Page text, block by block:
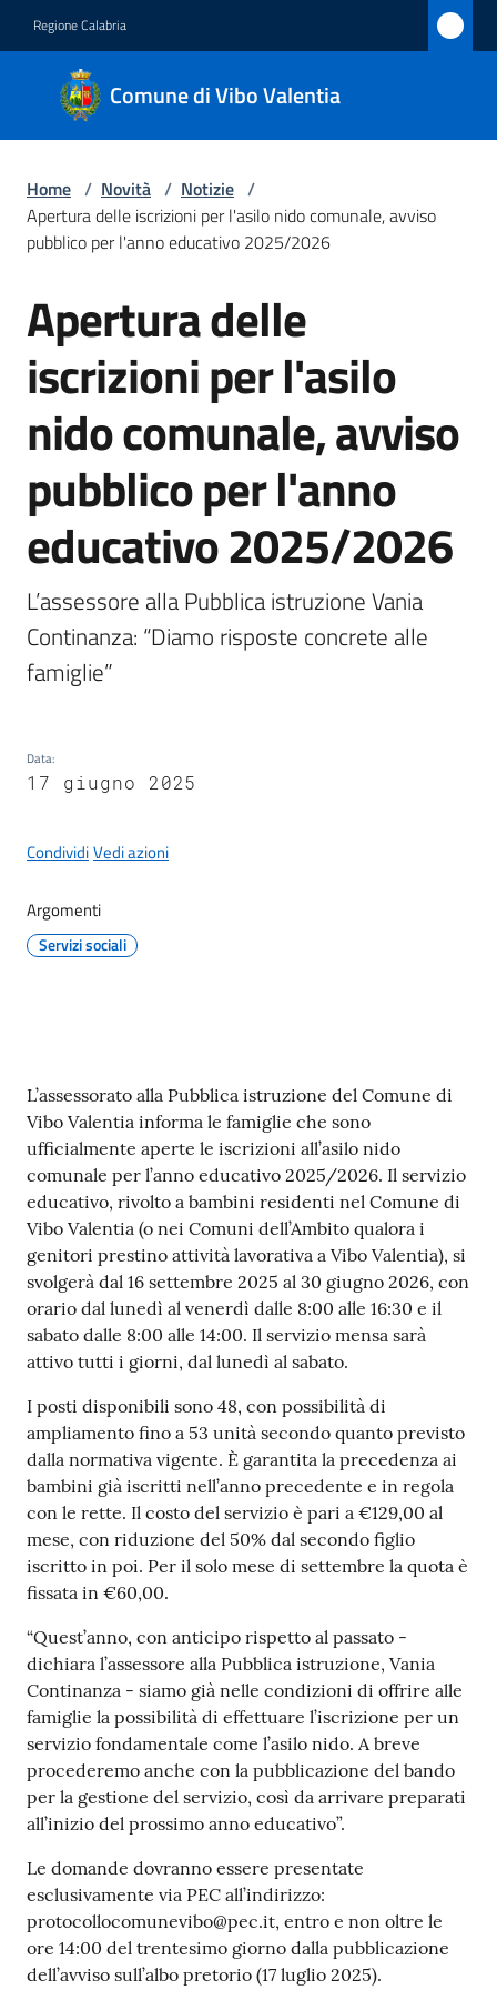
Regione Calabria
Comune di Vibo Valentia
Comune
di Vibo
Valentia
Amministrazione
Novità
Menu selezionato
Servizi
Vivere
Vibo
Valentia
A
l
b
r
e
r
o
Seguici
su
Home / Novità / Notizie /
Apertura delle iscrizioni per l'asilo nido comunale, avviso
pubblico per l'anno educativo 2025/2026
Salta al contenuto
Apertura delle
iscrizioni per l'asilo
nido comunale, avviso
pubblico per l'anno
educativo 2025/2026
L’assessore alla Pubblica istruzione Vania
Continanza: “Diamo risposte concrete alle
famiglie”
Data:
17 giugno 2025
CondividiVedi azioni
Argomenti
Servizi sociali
Contenuto
L’assessorato alla Pubblica istruzione del Comune di
Vibo Valentia informa le famiglie che sono
ufficialmente aperte le iscrizioni all’asilo nido
comunale per l’anno educativo 2025/2026. Il servizio
educativo, rivolto a bambini residenti nel Comune di
Vibo Valentia (o nei Comuni dell’Ambito qualora i
genitori prestino attività lavorativa a Vibo Valentia), si
svolgerà dal 16 settembre 2025 al 30 giugno 2026, con
orario dal lunedì al venerdì dalle 8:00 alle 16:30 e il
sabato dalle 8:00 alle 14:00. Il servizio mensa sarà
attivo tutti i giorni, dal lunedì al sabato.
I posti disponibili sono 48, con possibilità di
ampliamento fino a 53 unità secondo quanto previsto
dalla normativa vigente. È garantita la precedenza ai
bambini già iscritti nell’anno precedente e in regola
con le rette. Il costo del servizio è pari a €129,00 al
mese, con riduzione del 50% dal secondo figlio
iscritto in poi. Per il solo mese di settembre la quota è
fissata in €60,00.
“Quest’anno, con anticipo rispetto al passato -
dichiara l’assessore alla Pubblica istruzione, Vania
Continanza - siamo già nelle condizioni di offrire alle
famiglie la possibilità di effettuare l’iscrizione per un
servizio fondamentale come l’asilo nido. A breve
procederemo anche con la pubblicazione del bando
per la gestione del servizio, così da arrivare preparati
all’inizio del prossimo anno educativo”.
Le domande dovranno essere presentate
esclusivamente via PEC all’indirizzo:
protocollocomunevibo@pec.it, entro e non oltre le
ore 14:00 del trentesimo giorno dalla pubblicazione
dell’avviso sull’albo pretorio (17 luglio 2025).